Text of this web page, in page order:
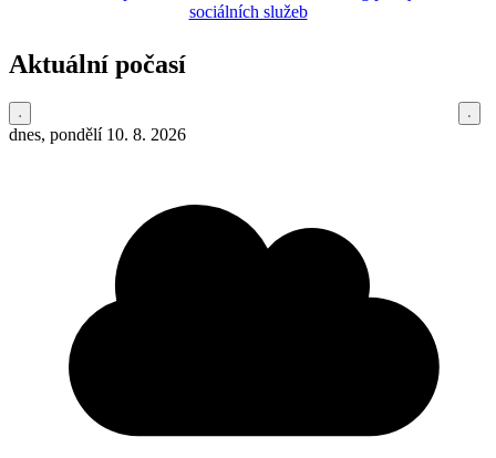
Aktuální počasí
dnes, pondělí 10. 8. 2026